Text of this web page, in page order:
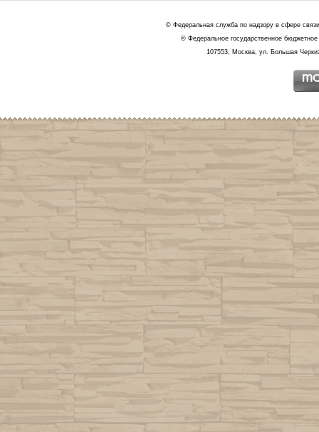
© Федеральная служба по надзору в сфере
© Федеральное государственное
107553, Москва, ул. Большая